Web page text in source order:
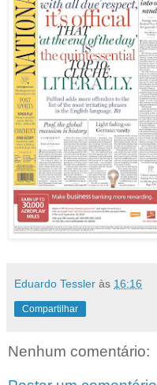
Eduardo Tessler às 16:16
Compartilhar
Nenhum comentário: